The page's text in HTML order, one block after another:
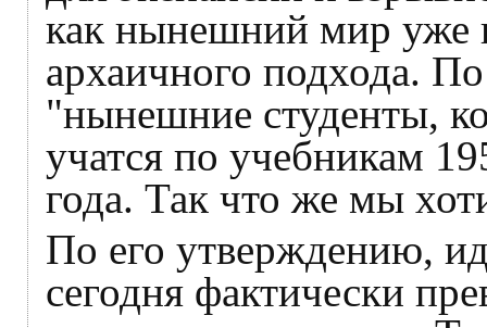
как нынешний мир уже
архаичного подхода.
"нынешние студенты,
учатся по учебникам
года. Так что же мы
По его утверждению,
сегодня фактически